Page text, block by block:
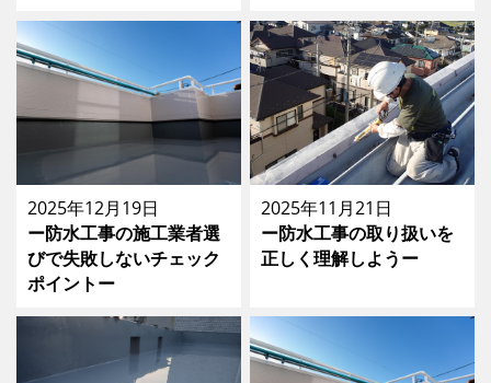
2025年12月19日
ー防水工事の施工業者選
びで失敗しないチェック
ポイントー
2025年11月21日
ー防水工事の取り扱いを
正しく理解しようー